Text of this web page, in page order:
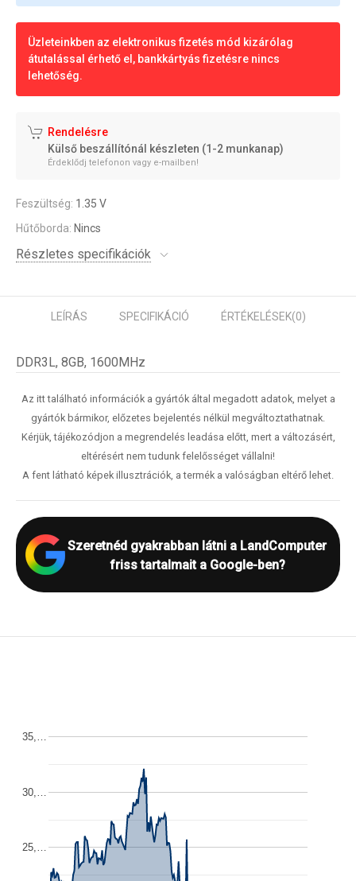
Üzleteinkben az elektronikus fizetés mód kizárólag
átutalással érhető el, bankkártyás fizetésre nincs
lehetőség.
Rendelésre
Külső beszállítónál készleten (1-2 munkanap)
Érdeklődj telefonon vagy e-mailben!
Feszültség: 1.35 V
Hűtőborda: Nincs
Részletes specifikációk
LEÍRÁS SPECIFIKÁCIÓ ÉRTÉKELÉSEK(0)
DDR3L, 8GB, 1600MHz
Az itt található információk a gyártók által megadott adatok, melyet a
gyártók bármikor, előzetes bejelentés nélkül megváltoztathatnak.
Kérjük, tájékozódjon a megrendelés leadása előtt, mert a változásért,
eltérésért nem tudunk felelősséget vállalni!
A fent látható képek illusztrációk, a termék a valóságban eltérő lehet.
Szeretnéd gyakrabban látni a LandComputer
friss tartalmait a Google-ben?
25,…
30,…
35,…